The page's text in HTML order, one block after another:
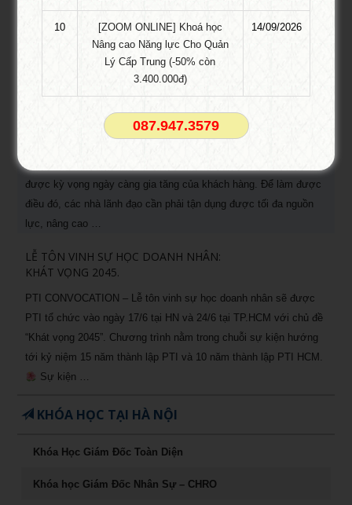
doanh nghiệp tham gia chương trình Đêm Đương Đại Đồng Dao
với Nghệ Thuật 09 với chủ đề “Tình yêu cuộc sống”. Chương
trình được tổ chức chào mừng ngày doanh nhân Việt Nam 13-10,
và cũng là lễ kỷ niệm …
KHÁCH HÀNG khai giảng T6
được kỳ vọng ngày càng gia tăng của khách hàng. Để làm được
điều đó, các nhà lãnh đạo cần phải tận dụng được tối đa nguồn
lực, nâng cao …
LỄ TÔN VINH SỰ HỌC DOANH NHÂN:
KHÁT VỌNG 2045.
PTI CONVOCATION – Lễ tôn vinh sự học doanh nhân sẽ được
PTI tổ chức vào ngày 17/6 tại HN và 24/6 tại TP.HCM với chủ đề
“Khát vọng 2045”. Chương trình nằm trong chuỗi sự kiện hướng
tới kỷ niệm 15 năm thành lập PTI và 10 năm thành lập PTI HCM.
Sự kiện …
KHÓA HỌC TẠI HÀ NỘI
Khóa Học Giám Đốc Toàn Diện
Khóa học Giám Đốc Nhân Sự – CHRO
10
[ZOOM ONLINE] Khoá học
Nâng cao Năng lực Cho Quản
Lý Cấp Trung (-50% còn
3.400.000đ)
14/09/2026
087.947.3579